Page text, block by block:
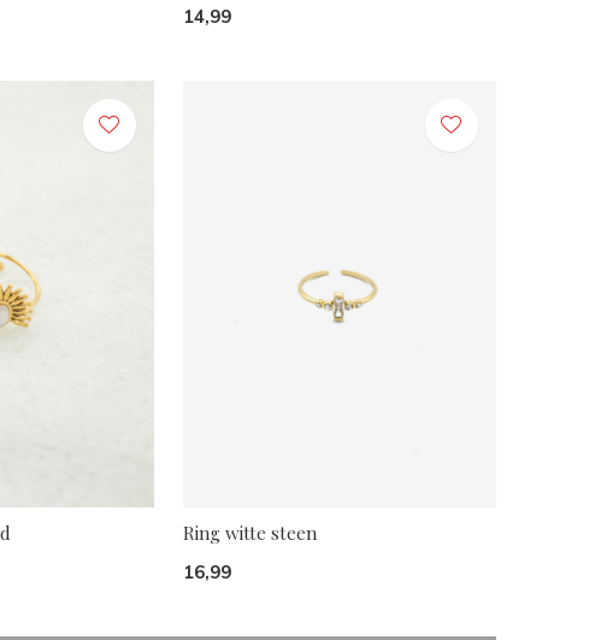
14,99
Ring witte steen
16,99